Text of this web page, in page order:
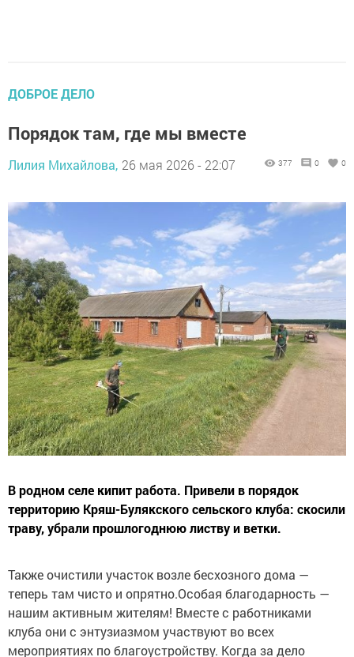
ДОБРОЕ ДЕЛО
Порядок там, где мы вместе
Лилия Михайлова, 26 мая 2026 - 22:07 377 0 0
В родном селе кипит работа. Привели в порядок
территорию Кряш-Булякского сельского клуба: скосили
траву, убрали прошлогоднюю листву и ветки.
Также очистили участок возле бесхозного дома —
теперь там чисто и опрятно.Особая благодарность —
нашим активным жителям! Вместе с работниками
клуба они с энтузиазмом участвуют во всех
мероприятиях по благоустройству. Когда за дело